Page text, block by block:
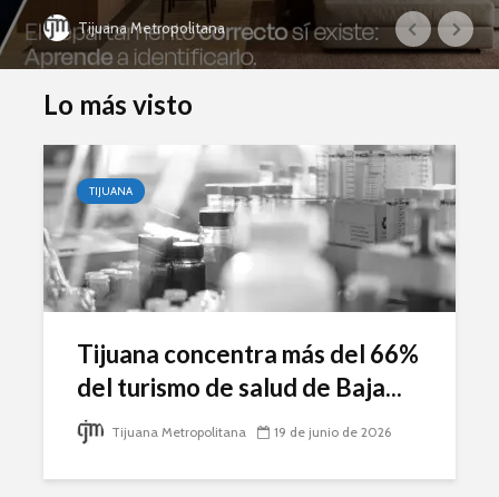
Tijuana Metropolitana
Lo más visto
TIJUANA
Tijuana concentra más del 66%
del turismo de salud de Baja...
Tijuana Metropolitana 19 de junio de 2026